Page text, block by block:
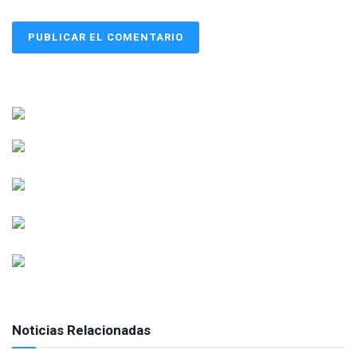
Noticias Relacionadas